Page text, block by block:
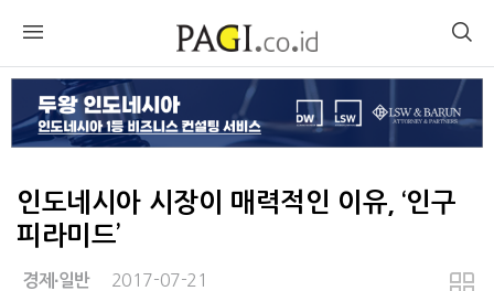
인도네시아 시장이 매력적인 이유, ‘인구
피라미드’
경제∙일반 2017-07-21